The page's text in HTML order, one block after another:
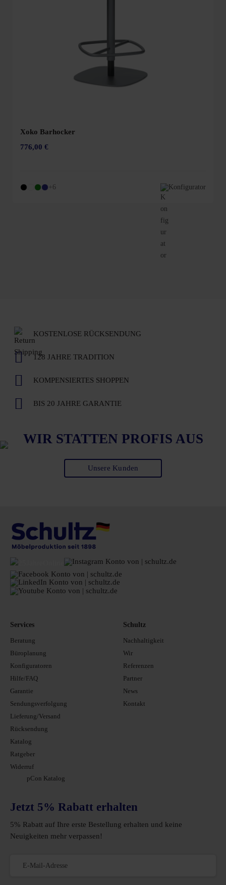
Xoko Barhocker
776,00 €
+6 Konfigurator
KOSTENLOSE RÜCKSENDUNG
128 JAHRE TRADITION
KOMPENSIERTES SHOPPEN
BIS 20 JAHRE GARANTIE
WIR STATTEN PROFIS AUS
Unsere Kunden
Services
Beratung
Büroplanung
Konfiguratoren
Hilfe/FAQ
Garantie
Sendungsverfolgung
Lieferung/Versand
Rücksendung
Katalog
Ratgeber
Widerruf
pCon Katalog
Schultz
Nachhaltigkeit
Wir
Referenzen
Partner
News
Kontakt
Jetzt 5% Rabatt erhalten
5% Rabatt auf Ihre erste Bestellung erhalten und keine
Neuigkeiten mehr verpassen!